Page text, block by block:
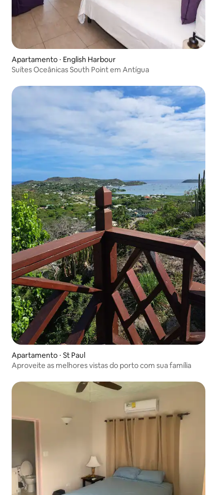
Apartamento ⋅ English Harbour
Suítes Oceânicas South Point em Antígua
Apartamento ⋅ St Paul
Aproveite as melhores vistas do porto com sua família